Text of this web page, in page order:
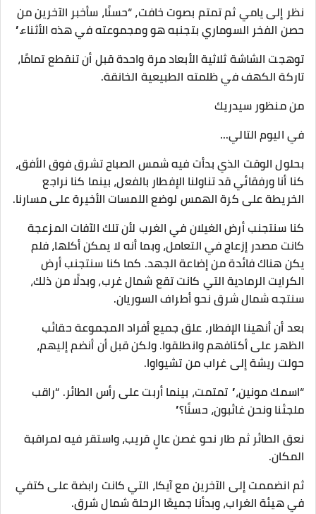
نظر إلى يامي ثم تمتم بصوت خافت، “حسنًا، سأخبر الآخرين من
حصن الفخر السوماري بتجنبه هو ومجموعته في هذه الأثناء.”
توهجت الشاشة ثلاثية الأبعاد مرة واحدة قبل أن تنقطع تمامًا،
تاركة الكهف في ظلمته الطبيعية الخانقة.
من منظور سيدريك
في اليوم التالي...
بحلول الوقت الذي بدأت فيه شمس الصباح تشرق فوق الأفق،
كنا أنا ورفقائي قد تناولنا الإفطار بالفعل، بينما كنا نراجع
الخريطة على كرة الهمس لوضع اللمسات الأخيرة على مسارنا.
كنا سنتجنب أرض الغيلان في الغرب لأن تلك الآفات المزعجة
كانت مصدر إزعاج في التعامل، وبما أنه لا يمكن أكلها، فلم
يكن هناك فائدة من إضاعة الجهد. كما كنا سنتجنب أرض
الكرايت الرمادية التي كانت تقع شمال غرب، وبدلًا من ذلك،
سنتجه شمال شرق نحو أطراف السوريان.
بعد أن أنهينا الإفطار، علق جميع أفراد المجموعة حقائب
الظهر على أكتافهم وانطلقوا. ولكن قبل أن أنضم إليهم،
حولت ريشة إلى غراب من تشيواوا.
“اسمك مونين،” تمتمت، بينما أربت على رأس الطائر. “راقب
ملجئنا ونحن غائبون، حسنًا؟”
نعق الطائر ثم طار نحو غصن عالٍ قريب، واستقر فيه لمراقبة
المكان.
ثم انضممت إلى الآخرين مع آيكا، التي كانت رابضة على كتفي
في هيئة الغراب، وبدأنا جميعًا الرحلة شمال شرق.